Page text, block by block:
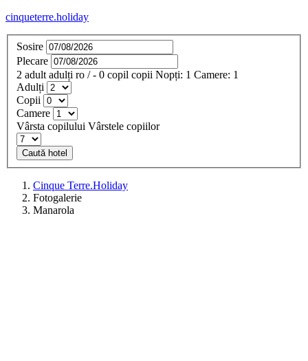
cinqueterre.holiday
Sosire
Plecare
2 adult adulți ro / - 0 copil copii Nopți: 1 Camere: 1
Adulți
Copii
Camere
Vârsta copilului Vârstele copiilor
Caută hotel
Cinque Terre.Holiday
Fotogalerie
Manarola